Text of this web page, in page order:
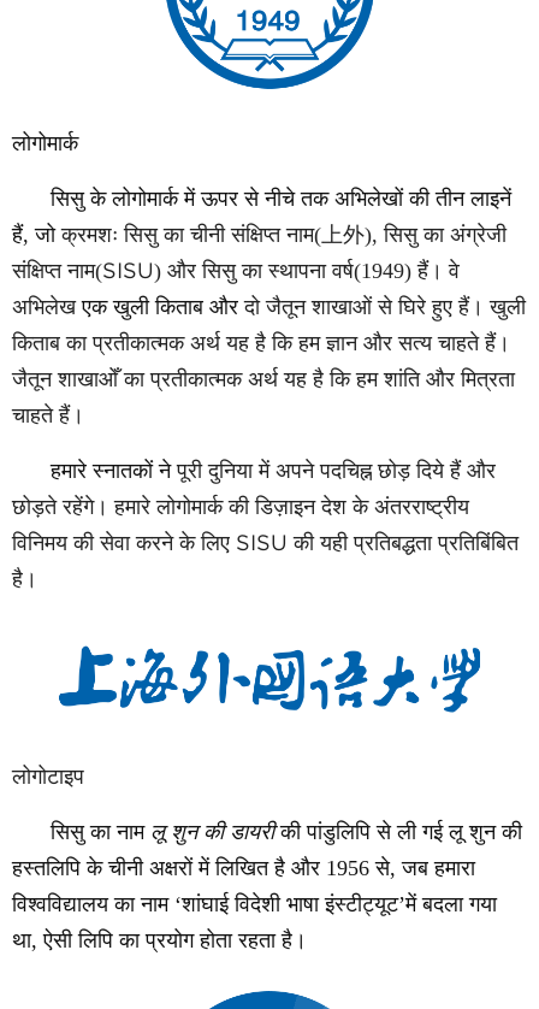
लोगोमार्क
सिसु के लोगोमार्क में ऊपर से नीचे तक अभिलेखों की तीन लाइनें
हैं, जोक्रमशः सिसु का चीनी संक्षिप्त नाम( 上外), सिसु का अंग्रेजी
संक्षिप्त नाम(SISU) और सिसु का स्थापना वर्ष(1949) हैं। वे
अभिलेखएक खुली किताब औरदो जैतून शाखाओं से घिरे हुए हैं। खुली
किताब का प्रतीकात्मक अर्थ यह है कि हम ज्ञान और सत्य चाहते हैं।
जैतून शाखाओँ का प्रतीकात्मक अर्थ यह है कि हम शांति और मित्रता
चाहते हैं।
हमारे स्नातकों नेपूरी दुनिया में अपने पदचिह्न छोड़ दिये हैं और
छोड़ते रहेंगे। हमारे लोगोमार्क की डिज़ाइन देश के अंतरराष्ट्रीय
विनिमय की सेवा करने के लिए SISU की यही प्रतिबद्धता प्रतिबिंबित
है।
लोगोटाइप
सिसु का नाम लू शुन की डायरीकी पांडुलिपि से ली गई लू शुन की
हस्तलिपि के चीनी अक्षरों में लिखित है और 1956 से, जब हमारा
विश्वविद्यालय का नाम ‘शांघाई विदेशी भाषा इंस्टीट्यूट’में बदला गया
था, ऐसी लिपि का प्रयोग होता रहता है।